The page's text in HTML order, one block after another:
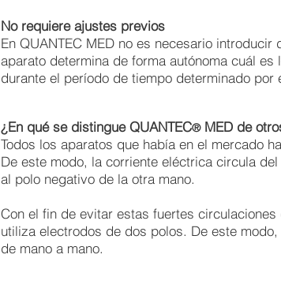
No requiere ajustes previos
En QUANTEC MED no es necesario
aparato determina de forma autónoma cuál
durante el período de tiempo determinado por
¿En qué se distingue QUANTEC®MED de
Todos los aparatos que había en el mercado
De este modo, la corriente eléctrica circula
al polo negativo de la otra mano.
Con el fin de evitar estas fuertes
utiliza electrodos de dos polos. De este
de mano a mano.